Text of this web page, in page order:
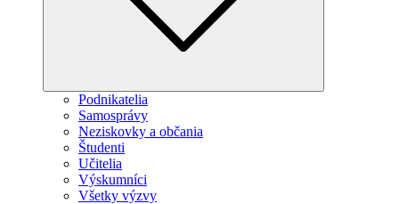
Podnikatelia
Samosprávy
Neziskovky a občania
Študenti
Učitelia
Výskumníci
Všetky výzvy